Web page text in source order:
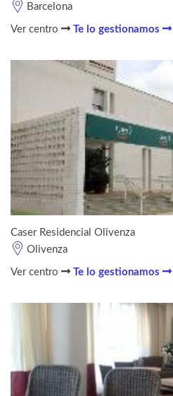
Barcelona
Ver centro Te lo gestionamos
Caser Residencial Olivenza
Olivenza
Ver centro Te lo gestionamos